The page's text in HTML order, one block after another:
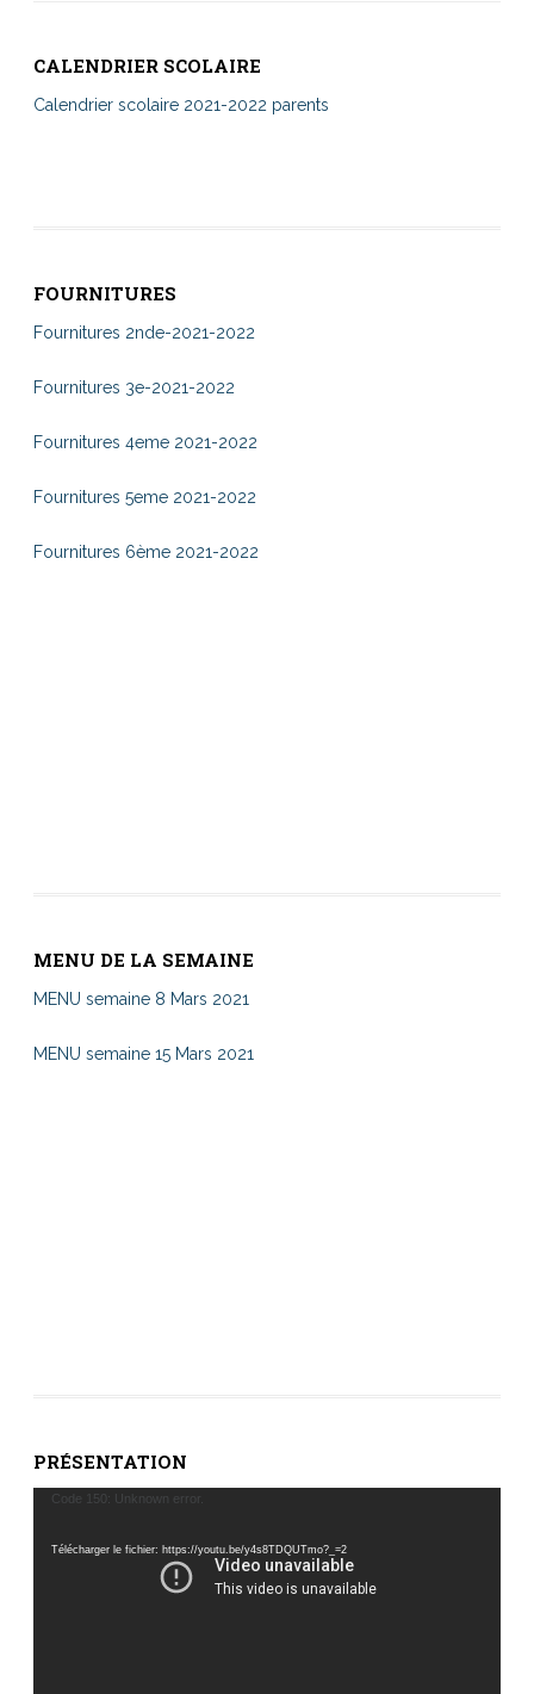
CALENDRIER SCOLAIRE
Calendrier scolaire 2021-2022 parents
FOURNITURES
Fournitures 2nde-2021-2022
Fournitures 3e-2021-2022
Fournitures 4eme 2021-2022
Fournitures 5eme 2021-2022
Fournitures 6ème 2021-2022
MENU DE LA SEMAINE
MENU semaine 8 Mars 2021
MENU semaine 15 Mars 2021
PRÉSENTATION
Lecteur
Code 150: Unknown error.
Télécharger le fichier: https://youtu.be/y4s8TDQUTmo?_=2